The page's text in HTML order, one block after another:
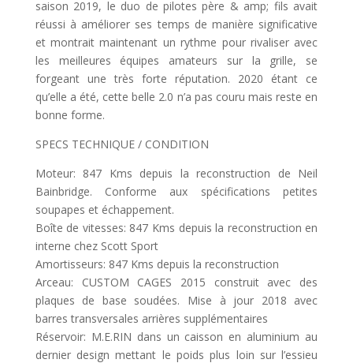
saison 2019, le duo de pilotes père & amp; fils avait
réussi à améliorer ses temps de manière significative
et montrait maintenant un rythme pour rivaliser avec
les meilleures équipes amateurs sur la grille, se
forgeant une très forte réputation. 2020 étant ce
qu’elle a été, cette belle 2.0 n’a pas couru mais reste en
bonne forme.
SPECS TECHNIQUE / CONDITION
Moteur: 847 Kms depuis la reconstruction de Neil
Bainbridge. Conforme aux spécifications petites
soupapes et échappement.
Boîte de vitesses: 847 Kms depuis la reconstruction en
interne chez Scott Sport
Amortisseurs: 847 Kms depuis la reconstruction
Arceau: CUSTOM CAGES 2015 construit avec des
plaques de base soudées. Mise à jour 2018 avec
barres transversales arrières supplémentaires
Réservoir: M.E.RIN dans un caisson en aluminium au
dernier design mettant le poids plus loin sur l’essieu